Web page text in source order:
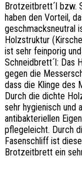
Brotzeitbrett´l bzw.
haben den Vorteil,
geschmacksneutral
Holzstruktur
ist sehr feinporig
Schneidbrett´l: Das
gegen die
dass die Klinge des
Durch die dichte
sehr hygienisch und
antibakteriellen
pflegeleicht. Durch
Fasenschliff ist
Brotzeitbrett ein